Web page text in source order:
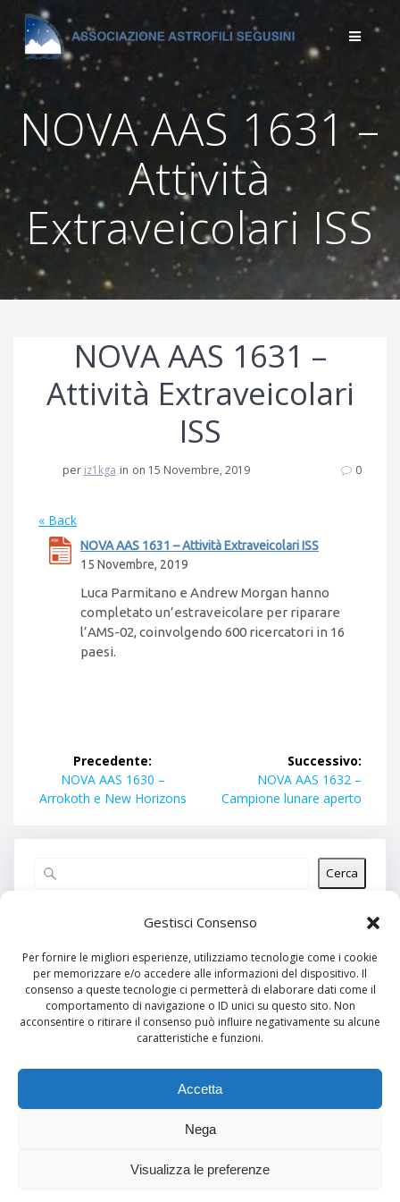
Gestisci Consenso
Per fornire le migliori esperienze, utilizziamo tecnologie come i cookie
per memorizzare e/o accedere alle informazioni del dispositivo. Il
consenso a queste tecnologie ci permetterà di elaborare dati come il
comportamento di navigazione o ID unici su questo sito. Non
acconsentire o ritirare il consenso può influire negativamente su alcune
caratteristiche e funzioni.
Accetta
Nega
Visualizza le preferenze
Salta
al
contenuto
NOVA AAS 1631 –
Attività
Extraveicolari ISS
NOVA AAS 1631 –
Attività Extraveicolari
ISS
per iz1kga in on 15 Novembre, 2019 0
« Back
NOVA AAS 1631 – Attività Extraveicolari ISS
15 Novembre, 2019
Luca Parmitano e Andrew Morgan hanno
completato un’estraveicolare per riparare
l’AMS-02, coinvolgendo 600 ricercatori in 16
paesi.
Navigazione
articoli
Precedente:
Articolo
precedente:
NOVA AAS 1630 –
Arrokoth e New Horizons
Successivo:
Articolo
successivo:
NOVA AAS 1632 –
Campione lunare aperto
Cerca
Articoli recenti
Commenti recenti
Nessun commento da mostrare.
Nessun archivio da mostrare.
Categorie
Nessuna categoria